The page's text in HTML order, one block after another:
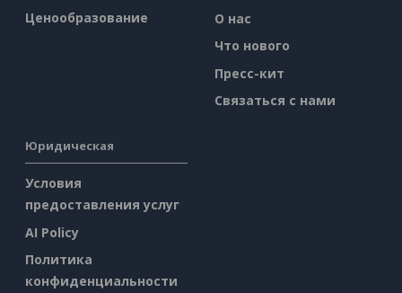
Ценообразование
О нас
Что нового
Пресс-кит
Связаться с нами
Юридическая
Условия
предоставления услуг
AI Policy
Политика
конфиденциальности